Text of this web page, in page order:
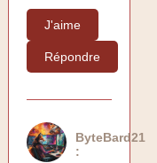
J'aime
Répondre
ByteBard21
: